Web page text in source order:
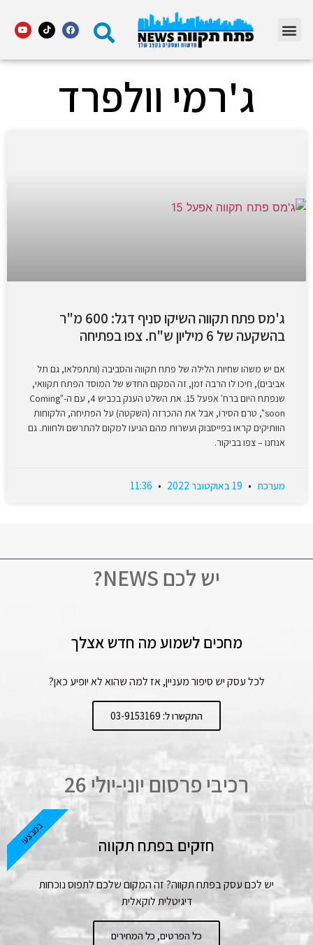
ג'רמי וולפרד
ג'מס פתח תקווה השיקו סניף דגל: 600 מ"ר
בהשקעה של 6 מיליון ש"ח. צפו בפתיחה
אם יש משהו שחיות הלילה של פתח תקווה והסביבה (ותתפלאו, גם תל
אביבים), חיכו לו הרבה זמן, זה המקום החדש של המוסד הפתח תקוואי,
שנפתח היום ברח' אפעל 15. את השלט הענק בכביש 4, עם ה-"Coming
soon", טרם הסירו, אבל את ההכרזה (השקטה) על הפתיחה, הלקוחות
הוותיקים קראו בפייסבוק ועשרות מהם הגיעו למקום להתרשם ולחוות. גם
אנחנו – צפו בביקור.
מערכת
יש לכם NEWS?
מחכים לשמוע מה חדש אצלך
לכל עסק יש סיפור מעניין, אז למה שהוא לא יופיע כאן?
התקשרו ל: 03-9153169
רכיבי פרסום יוני-יולי 26
חזקים בפתח תקווה
יש לכם עסק בפתח תקווה? זה המקום שלכם לתפוס נוכחות
דיגיטלית לוקאלית
כל הפרטים, כל המחירים
במבצע!